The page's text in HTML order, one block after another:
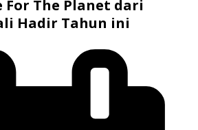
The Planet dari
Hadir Tahun ini